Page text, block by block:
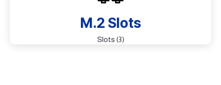
M.2 Slots
(3) Slots